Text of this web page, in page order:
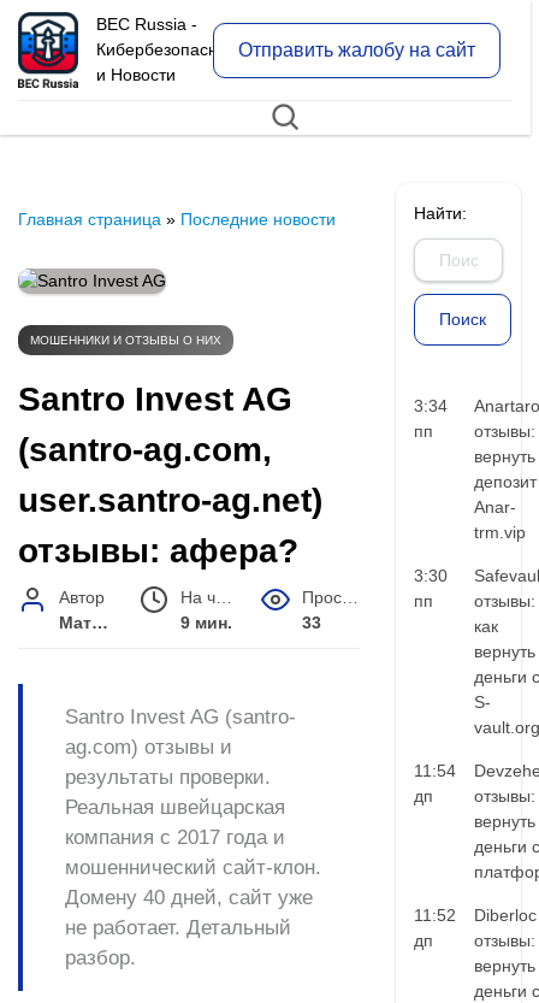
BEC Russia -
Кибербезопасность
и Новости
Отправить жалобу на сайт
Главная страница » Последние новости
МОШЕННИКИ И ОТЗЫВЫ О НИХ
Santro Invest AG
(santro-ag.com,
user.santro-ag.net)
отзывы: афера?
Автор
Матвей Иванов
9 мин.
33
Santro Invest AG (santro-
ag.com) отзывы и
результаты проверки.
Реальная швейцарская
компания с 2017 года и
мошеннический сайт-клон.
Домену 40 дней, сайт уже
не работает. Детальный
разбор.
Найти:
3:34
пп
отзывы:
вернуть
Anar-
trm.vip
3:30
пп
отзывы:
как
вернуть
деньги с
S-
vault.org
11:54
дп
отзывы:
вернуть
деньги с
11:52
дп
Diberloc
отзывы:
вернуть
деньги с